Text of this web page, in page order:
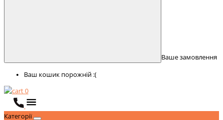
Ваше замовлення
Ваш кошик порожній :(
0
Категорії